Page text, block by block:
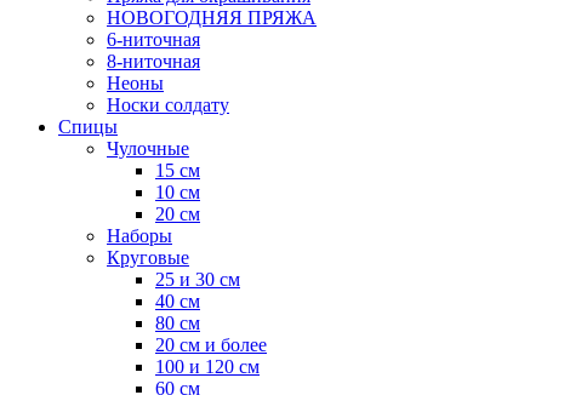
НОВОГОДНЯЯ ПРЯЖА
6-ниточная
8-ниточная
Неоны
Носки солдату
Спицы
Чулочные
15 см
10 см
20 см
Наборы
Круговые
25 и 30 см
40 см
80 см
20 см и более
100 и 120 см
60 см